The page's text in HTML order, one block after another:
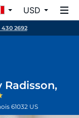
USD
430 2692
Radisson,
61032 US